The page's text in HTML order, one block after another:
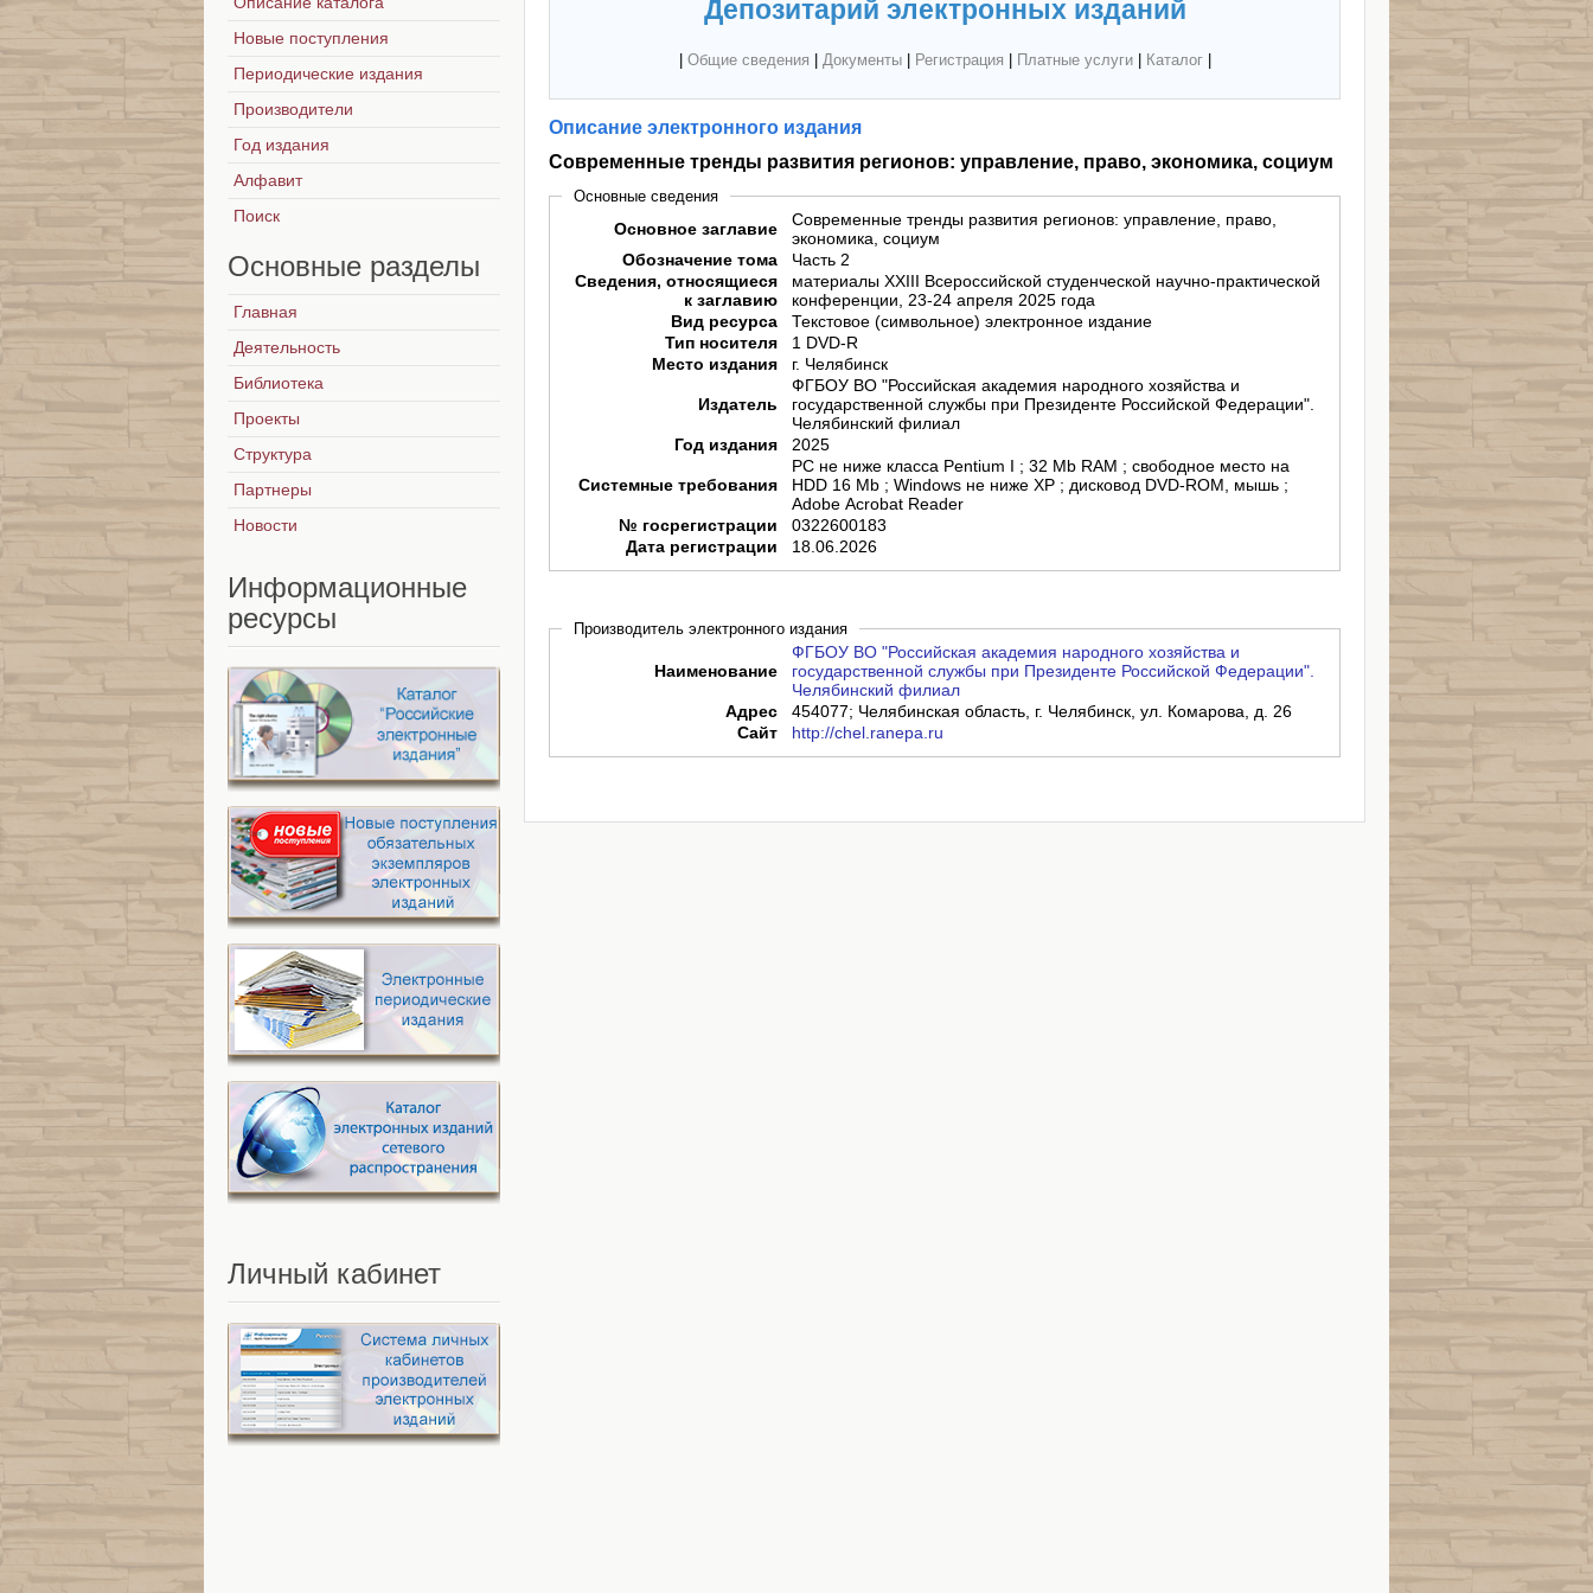
Депозитарий электронных изданий
Общие сведения Документы| Регистрация Платные услуги| Каталог|
Описание электронного издания
Современные тренды развития регионов: управление, право, экономика, социум
Основные сведения
Основное заглавие
Современные тренды развития регионов: управление, право,
экономика, социум
Обозначение тома
Часть 2
Сведения, относящиеся
к заглавию
материалы XXIII Всероссийской студенческой научно-практической
конференции, 23-24 апреля 2025 года
Вид ресурса
Текстовое (символьное) электронное издание
Тип носителя
1 DVD-R
Место издания
г. Челябинск
Издатель
ФГБОУ ВО "Российская академия народного хозяйства и
государственной службы при Президенте Российской Федерации".
Челябинский филиал
Год издания
2025
Системные требования
PC не ниже класса Pentium I ; 32 Mb RAM ; свободное место на
HDD 16 Mb ; Windows не ниже XP ; дисковод DVD-ROM, мышь ;
Adobe Acrobat Reader
№ госрегистрации
0322600183
Дата регистрации
18.06.2026
Производитель электронного издания
Наименование
ФГБОУ ВО "Российская академия народного хозяйства и
государственной службы при Президенте Российской Федерации".
Челябинский филиал
Адрес
454077; Челябинская область, г. Челябинск, ул. Комарова, д. 26
Сайт
http://chel.ranepa.ru
Новые поступления
Периодические издания
Производители
Год издания
Алфавит
Поиск
Основные разделы
Главная
Деятельность
Библиотека
Проекты
Структура
Партнеры
Новости
Информационные
ресурсы
Личный кабинет